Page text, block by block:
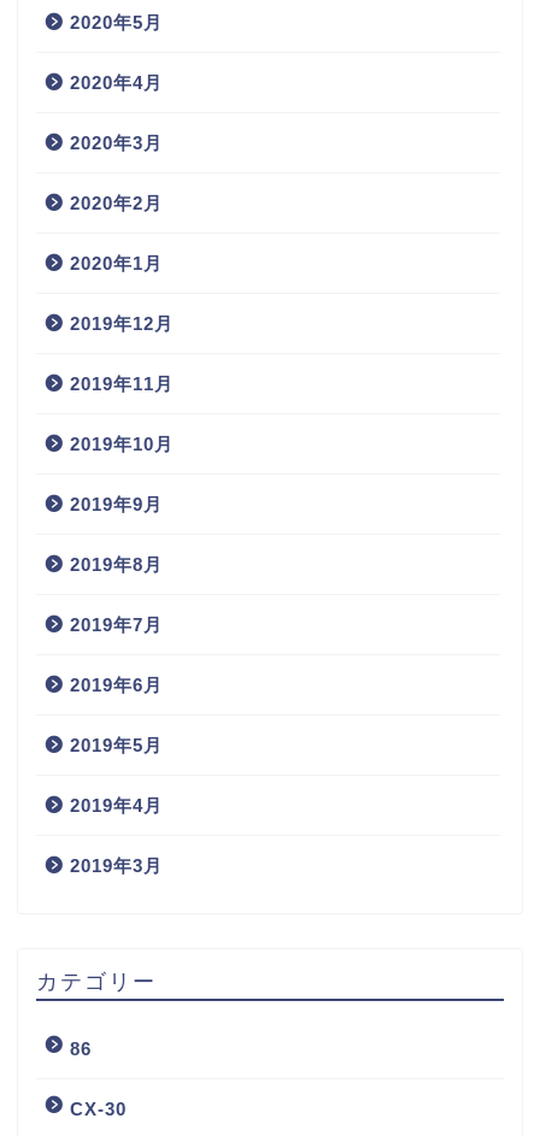
2020年5月
2020年4月
2020年3月
2020年2月
2020年1月
2019年12月
2019年11月
2019年10月
2019年9月
2019年8月
2019年7月
2019年6月
2019年5月
2019年4月
2019年3月
カテゴリー
86
CX-30